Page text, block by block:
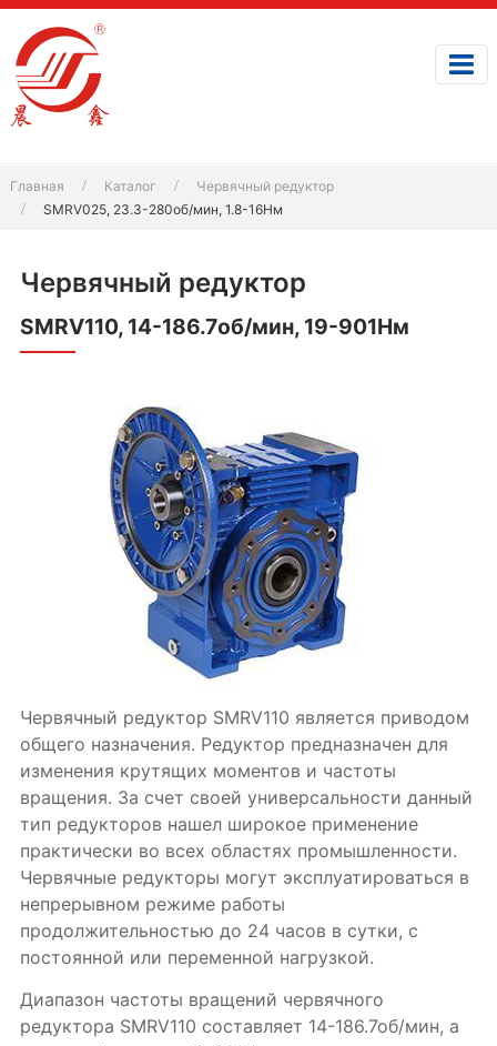
Главная Каталог
Червячный редуктор
SMRV025, 23.3-280об/мин, 1.8-16Нм
Червячный редуктор
SMRV110, 14-186.7об/мин, 19-901Нм
Червячный редуктор SMRV110 является приводом
общего назначения. Редуктор предназначен для
изменения крутящих моментов и частоты
вращения. За счет своей универсальности данный
тип редукторов нашел широкое применение
практически во всех областях промышленности.
Червячные редукторы могут эксплуатироваться в
непрерывном режиме работы
продолжительностью до 24 часов в сутки, с
постоянной или переменной нагрузкой.
Диапазон частоты вращений червячного
редуктора SMRV110 составляет 14-186.7об/мин, а